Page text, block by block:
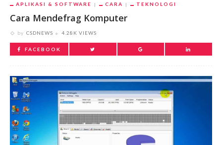
APLIKASI & SOFTWARE CARA TEKNOLOGI
Cara Mendefrag Komputer
by CSDNEWS 4.28K VIEWS
FACEBOOK